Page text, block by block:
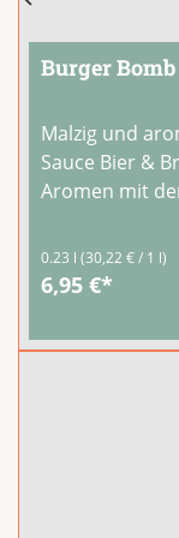
Burger
Malzig und
Sauce Bier &
Aromen mit
Grillsauce mit
passt perfekt
0.23 l (30,22 € / 1 l)
6,95 €*